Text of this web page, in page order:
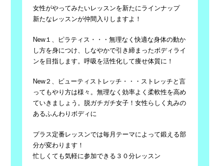
女性がやってみたいレッスンを新たにラインナップ
新たなレッスンが仲間入りしますよ！
New１、ピラティス・・・無理なく快適な身体の動か
し方を身につけ、しなやかで引き締まったボディライ
ンを目指します。呼吸を活性化して痩せ体質に！
New２、ビューティストレッチ・・・ストレッチと言
ってもやり方は様々。無理なく効率よく柔軟性を高め
ていきましょう。脱ガチガチ女子！女性らしく丸みの
あるふんわりボディに
プラス定番レッスンでは毎月テーマによって鍛える部
分が変わります！
忙しくても気軽に参加できる３０分レッスン